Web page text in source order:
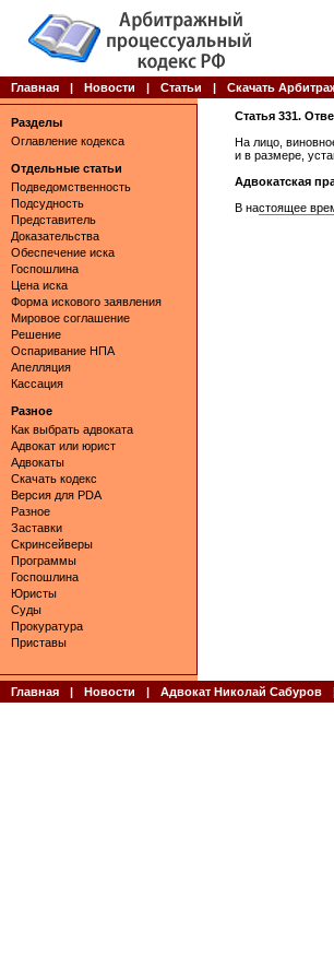
Главная | Новости | Статьи | Скачать
Разделы
Оглавление кодекса
Отдельные статьи
Подведомственность
Подсудность
Представитель
Доказательства
Обеспечение иска
Госпошлина
Цена иска
Форма искового заявления
Мировое соглашение
Решение
Оспаривание НПА
Апелляция
Кассация
Разное
Как выбрать адвоката
Адвокат или юрист
Адвокаты
Скачать кодекс
Версия для PDA
Разное
Заставки
Скринсейверы
Программы
Госпошлина
Юристы
Суды
Прокуратура
Приставы
Статья 331.
На лицо,
и в размере,
Адвокатская
В настоящее
Главная | Новости | Адвокат Николай Сабуров